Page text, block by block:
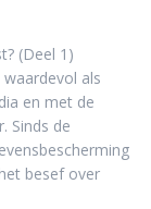
(Deel 1)
als
en met de
Sinds de
besef over